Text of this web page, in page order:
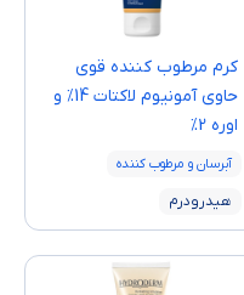
كرم مرطوب كننده قوی
حاوی آمونیوم لاکتات 14% و
اوره 2%
آبرسان و مرطوب کننده
هیدرودرم